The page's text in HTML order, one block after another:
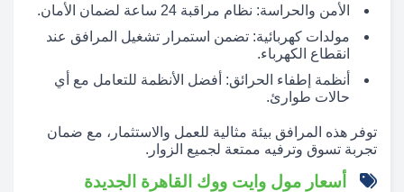
الأمن والحراسة: نظام مراقبة 24 ساعة لضمان الأمان.
مولدات كهربائية: تضمن استمرار تشغيل المرافق عند
انقطاع الكهرباء.
أنظمة إطفاء الحرائق: أفضل الأنظمة للتعامل مع أي
حالات طوارئ.
توفر هذه المرافق بيئة مثالية للعمل والاستثمار، مع ضمان
تجربة تسوق وترفيه ممتعة لجميع الزوار.
أسعار مول وايت ووك القاهرة الجديدة